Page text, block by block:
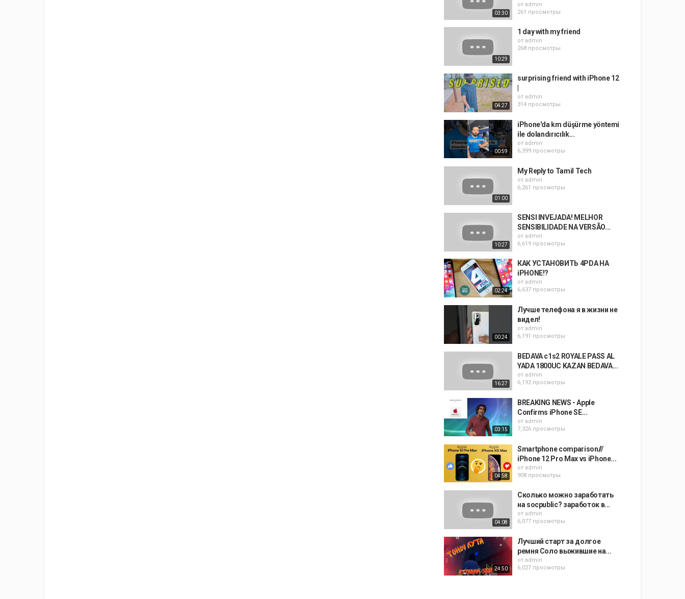
03:30
от admin
261 просмотры
10:29
1 day with my friend
от admin
268 просмотры
04:27
surprising friend with iPhone 12
от admin
314 просмотры
00:59
iPhone'da km düşürme yöntemi
ile dolandırıcılık...
от admin
6,399 просмотры
01:00
My Reply to Tamil Tech
от admin
6,261 просмотры
10:27
SENSI INVEJADA! MELHOR
SENSIBILIDADE NA VERSÃO...
от admin
6,619 просмотры
02:24
КАК УСТАНОВИТЬ 4PDA НА
iPHONE!?
от admin
6,637 просмотры
00:24
Лучше телефона я в жизни не
видел!
от admin
6,191 просмотры
16:27
BEDAVA c1s2 ROYALE PASS AL
YADA 1800UC KAZAN BEDAVA...
от admin
6,192 просмотры
03:15
BREAKING NEWS - Apple
Confirms iPhone SE...
от admin
7,326 просмотры
04:58
Smartphone comparison///
iPhone 12 Pro Max vs iPhone...
от admin
908 просмотры
04:08
Сколько можно заработать
на socpublic? заработок в...
от admin
6,077 просмотры
24:50
Лучший старт за долгое
ремня Соло выжившие на...
от admin
6,027 просмотры